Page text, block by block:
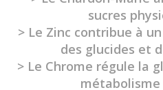
sucres
> Le Zinc contribue à
des glucides et
> Le Chrome régule la
métabolisme